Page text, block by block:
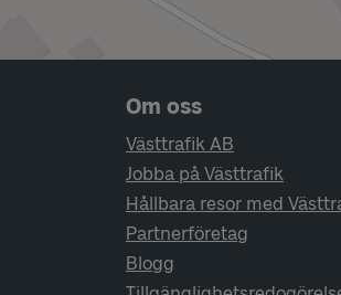
Sidfotsnavigering
Om oss
Västtrafik AB
Jobba på Västtrafik
Hållbara resor med
Partnerföretag
Blogg